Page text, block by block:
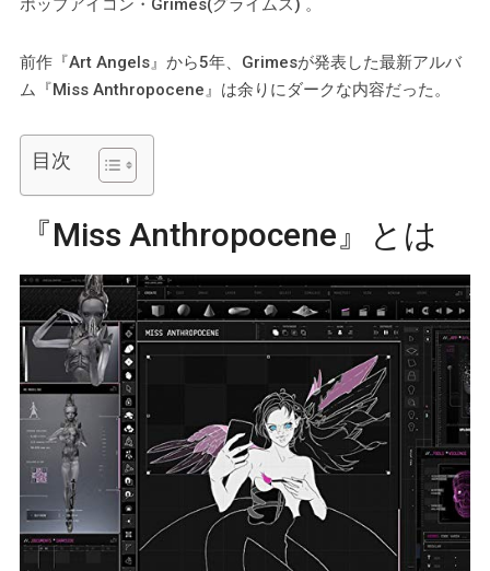
ポップアイコン・Grimes(グライムス) 。
前作『Art Angels』から5年、Grimesが発表した最新アルバ
ム『Miss Anthropocene』は余りにダークな内容だった。
目次
『Miss Anthropocene』とは